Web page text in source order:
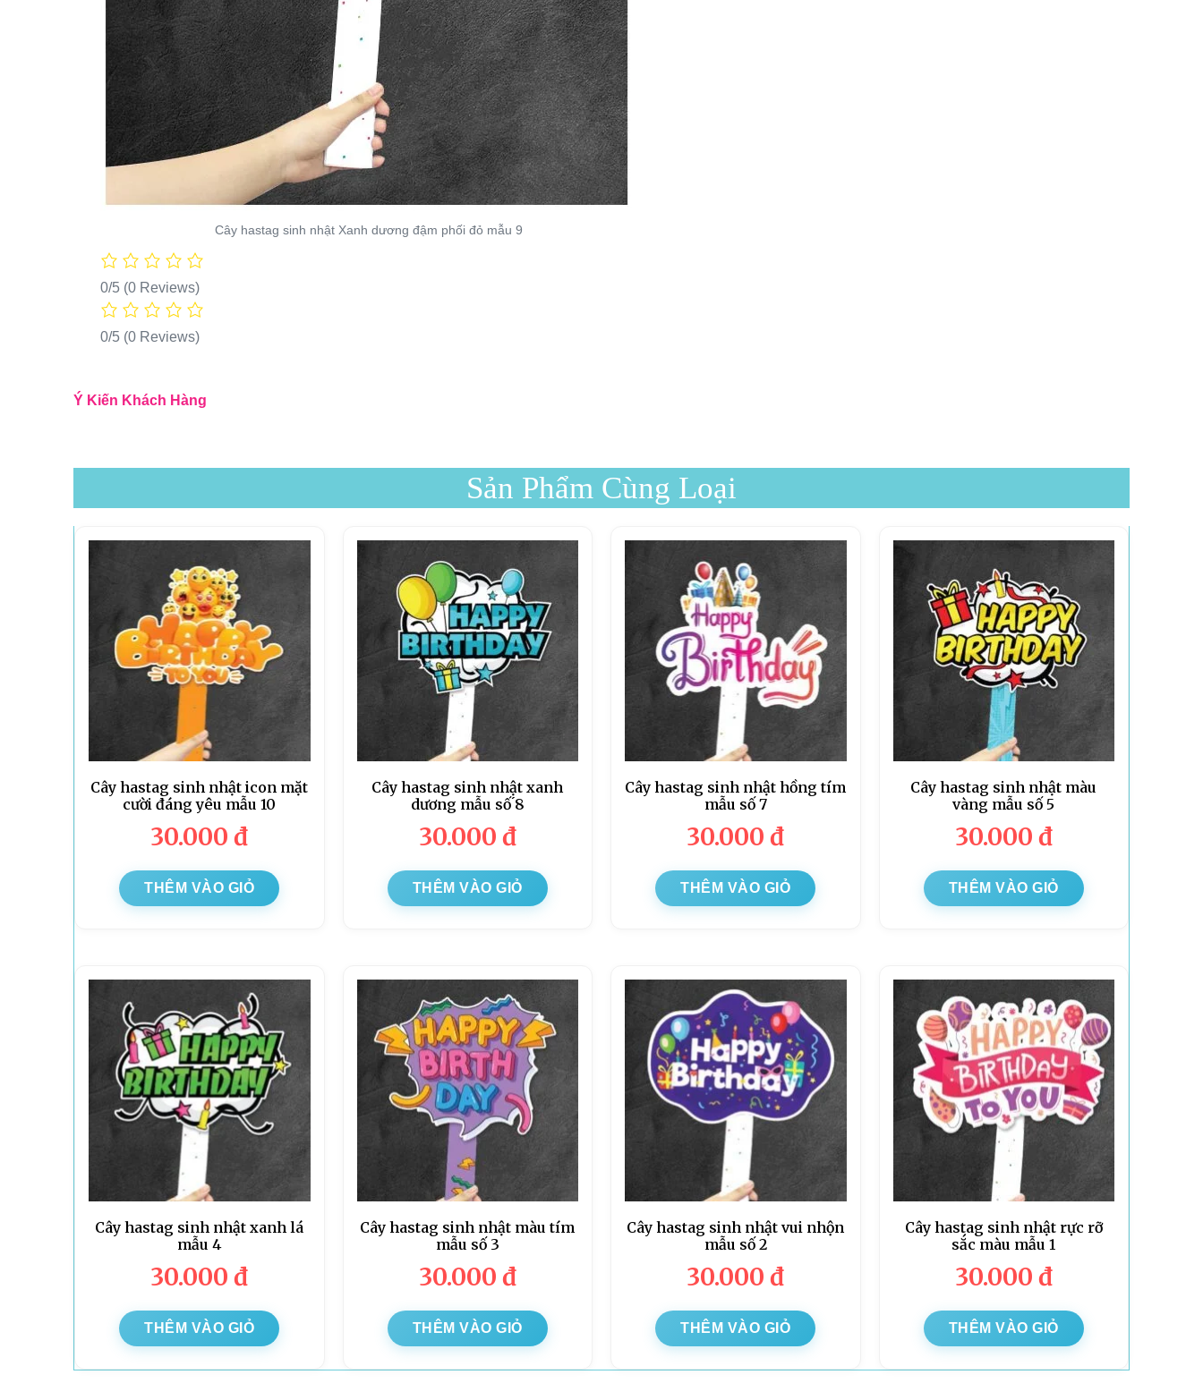
Cây hastag sinh nhật Xanh dương đậm phối đỏ mẫu 9
0/5 (0 Reviews)
0/5 (0 Reviews)
Ý Kiến Khách Hàng
Sản Phẩm Cùng Loại
Cây hastag sinh nhật icon mặt
cười đáng yêu mẫu 10
30.000đ
THÊM VÀO GIỎ
Cây hastag sinh nhật xanh
dương mẫu số ́8
30.000 đ
THÊM VÀO GIỎ
Cây hastag sinh nhật hồng tím
mẫu số 7
30.000đ
THÊM VÀO GIỎ
Cây hastag sinh nhật màu
vàng mẫu số 5
30.000 đ
THÊM VÀO GIỎ
Cây hastag sinh nhật xanh lá
mẫu 4
30.000đ
THÊM VÀO GIỎ
Cây hastag sinh nhật màu tím
mẫu số 3
30.000 đ
THÊM VÀO GIỎ
Cây hastag sinh nhật vui nhộn
mẫu số 2
30.000đ
THÊM VÀO GIỎ
Cây hastag sinh nhật rực rỡ
sắc màu mẫu 1
30.000 đ
THÊM VÀO GIỎ